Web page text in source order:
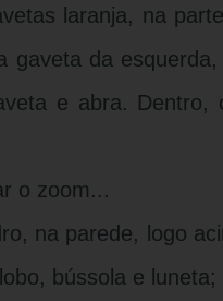
laranja, na
gaveta da
e abra. Dentro,
o zoom...
na parede, logo
bússola e luneta;